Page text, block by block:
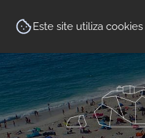
Este site utiliza